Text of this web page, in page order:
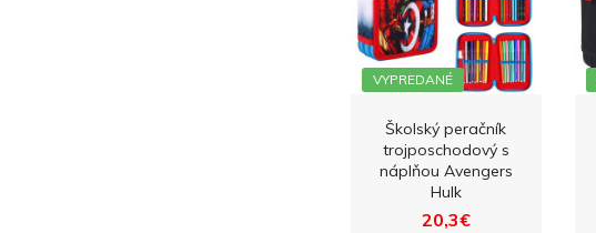
VYPREDANÉ
Školský peračník
trojposchodový s
náplňou Avengers
Hulk
20,3€